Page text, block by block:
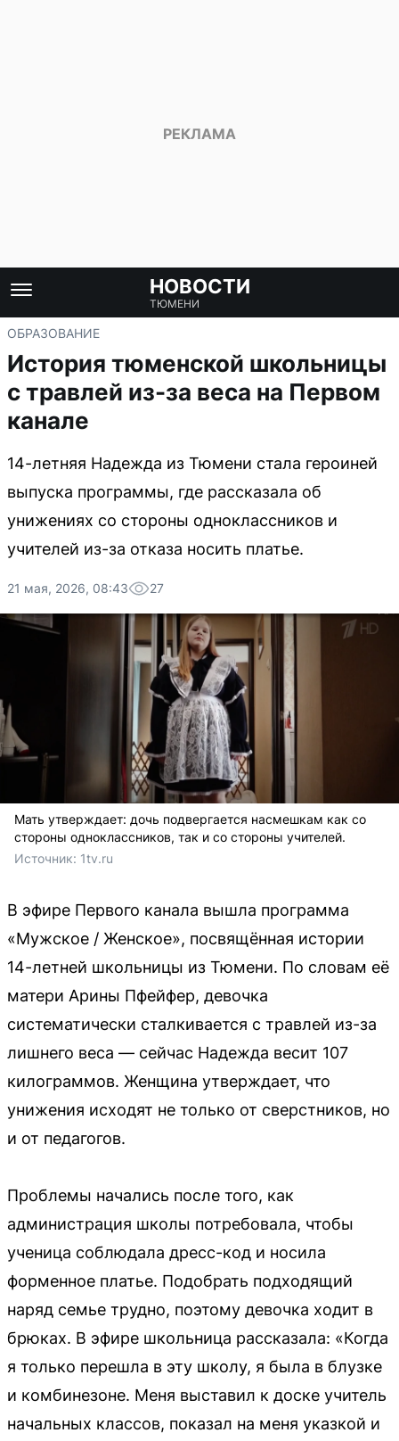
НОВОСТИ
ТЮМЕНИ
ОБРАЗОВАНИЕ
История тюменской школьницы
с травлей из-за веса на Первом
канале
14-летняя Надежда из Тюмени стала героиней
выпуска программы, где рассказала об
унижениях со стороны одноклассников и
учителей из-за отказа носить платье.
21 мая, 2026, 08:43 27
Мать утверждает: дочь подвергается насмешкам как со
стороны одноклассников, так и со стороны учителей.
Источник: 1tv.ru
В эфире Первого канала вышла программа
«Мужское / Женское», посвящённая истории
14-летней школьницы из Тюмени. По словам её
матери Арины Пфейфер, девочка
систематически сталкивается с травлей из-за
лишнего веса — сейчас Надежда весит 107
килограммов. Женщина утверждает, что
унижения исходят не только от сверстников, но
и от педагогов.
Проблемы начались после того, как
администрация школы потребовала, чтобы
ученица соблюдала дресс-код и носила
форменное платье. Подобрать подходящий
наряд семье трудно, поэтому девочка ходит в
брюках. В эфире школьница рассказала: «Когда
я только перешла в эту школу, я была в блузке
и комбинезоне. Меня выставил к доске учитель
начальных классов, показал на меня указкой и